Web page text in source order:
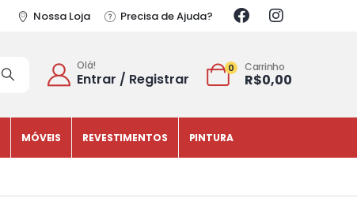
Nossa Loja Precisa de Ajuda?
Olá!
Entrar / Registrar
0 Carrinho
R$0,00
MÓVEIS REVESTIMENTOS PINTURA